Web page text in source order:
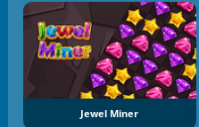
Jewel Miner